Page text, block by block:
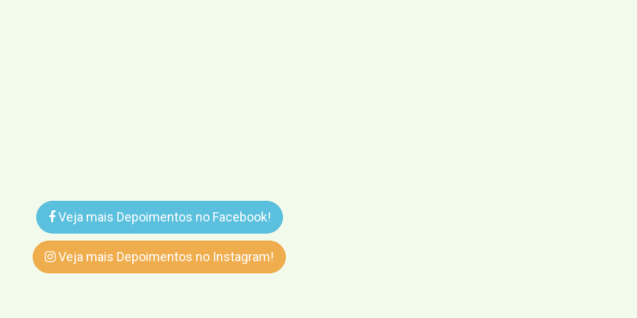
Veja mais Depoimentos no Facebook!
Veja mais Depoimentos no Instagram!